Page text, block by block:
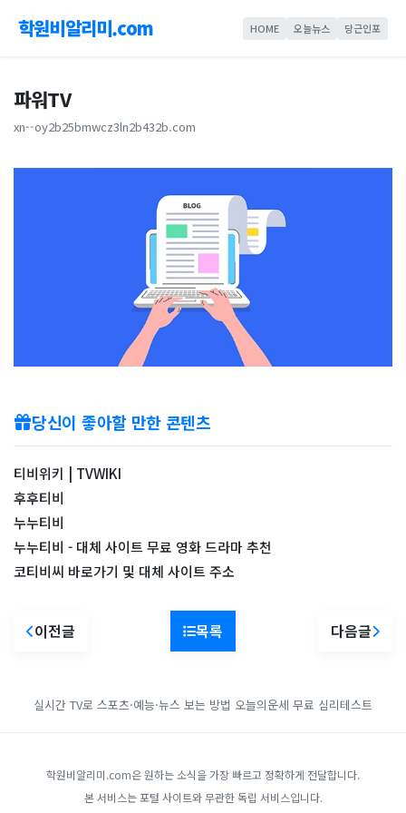
학원비알리미.com HOME 오늘뉴스 당근인포
파워TV
xn--oy2b25bmwcz3ln2b432b.com
당신이 좋아할 만한 콘텐츠
티비위키 | TVWIKI
후후티비
누누티비
누누티비 - 대체 사이트 무료 영화 드라마 추천
코티비씨 바로가기 및 대체 사이트 주소
이전글 목록 다음글
실시간 TV로 스포츠·예능·뉴스 보는 방법 오늘의운세 무료 심리테스트
학원비알리미.com은 원하는 소식을 가장 빠르고 정확하게 전달합니다.
본 서비스는 포털 사이트와 무관한 독립 서비스입니다.